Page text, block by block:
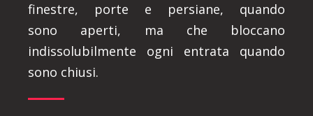
finestre, porte e persiane, quando
sono aperti, ma che bloccano
indissolubilmente ogni entrata quando
sono chiusi.